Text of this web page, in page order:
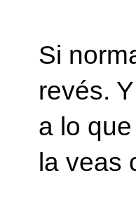
Si
revés.
a lo
la veas